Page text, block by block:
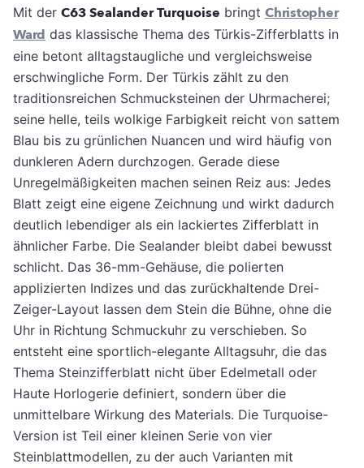
Mit der C63 Sealander Turquoise bringt Christopher
Ward das klassische Thema des Türkis-Zifferblatts in
eine betont alltagstaugliche und vergleichsweise
erschwingliche Form. Der Türkis zählt zu den
traditionsreichen Schmucksteinen der Uhrmacherei;
seine helle, teils wolkige Farbigkeit reicht von sattem
Blau bis zu grünlichen Nuancen und wird häufig von
dunkleren Adern durchzogen. Gerade diese
Unregelmäßigkeiten machen seinen Reiz aus: Jedes
Blatt zeigt eine eigene Zeichnung und wirkt dadurch
deutlich lebendiger als ein lackiertes Zifferblatt in
ähnlicher Farbe. Die Sealander bleibt dabei bewusst
schlicht. Das 36-mm-Gehäuse, die polierten
applizierten Indizes und das zurückhaltende Drei-
Zeiger-Layout lassen dem Stein die Bühne, ohne die
Uhr in Richtung Schmuckuhr zu verschieben. So
entsteht eine sportlich-elegante Alltagsuhr, die das
Thema Steinzifferblatt nicht über Edelmetall oder
Haute Horlogerie definiert, sondern über die
unmittelbare Wirkung des Materials. Die Turquoise-
Version ist Teil einer kleinen Serie von vier
Steinblattmodellen, zu der auch Varianten mit